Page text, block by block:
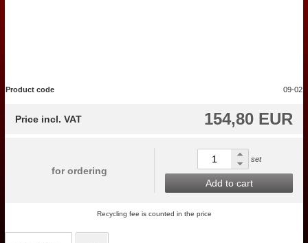
Product code 09-02
154,80 EUR
Price incl. VAT
for ordering
set
Add to cart
Recycling fee is counted in the price